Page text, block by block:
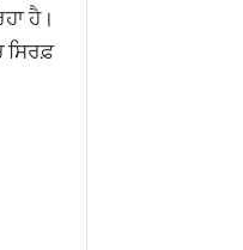
ਹੈ।
ਸਿਰਫ਼